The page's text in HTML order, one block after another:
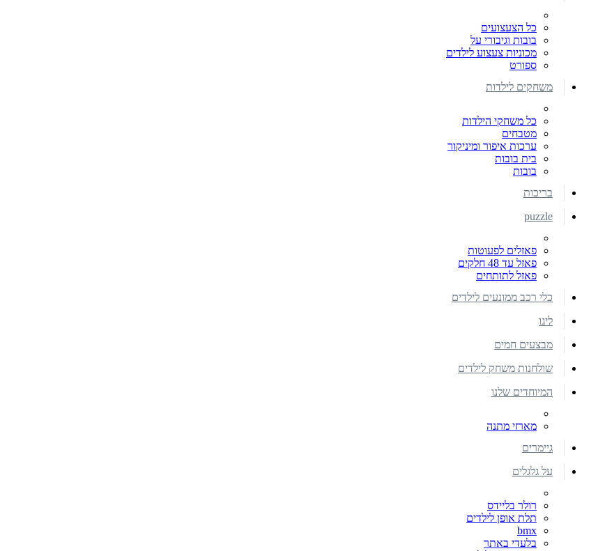
כל הצעצועים
בובות וגיבורי על
מכוניות צעצוע לילדים
ספורט
משחקים לילדות
כל משחקי הילדות
מטבחים
ערכות איפור ומיניקור
בית בובות
בובות
בריכות
puzzle
פאזלים לפעוטות
פאזל עד 48 חלקים
פאזל לתותחים
כלי רכב ממונעים לילדים
ליגו
מבצעים חמים
שולחנות משחק לילדים
המיוחדים שלנו
מארזי מתנה
גיימרים
על גלגלים
רולר בליידס
תלת אופן לילדים
bmx
בלעדי באתר